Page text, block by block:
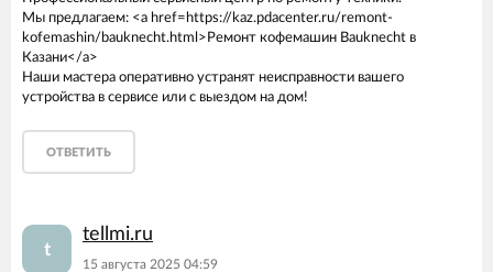
Мы предлагаем: <a href=https://kaz.pdacenter.ru/remont-
kofemashin/bauknecht.html>Ремонт кофемашин Bauknecht в
Казани</a>
Наши мастера оперативно устранят неисправности вашего
устройства в сервисе или с выездом на дом!
ОТВЕТИТЬ
t
tellmi.ru
15 августа 2025 04:59